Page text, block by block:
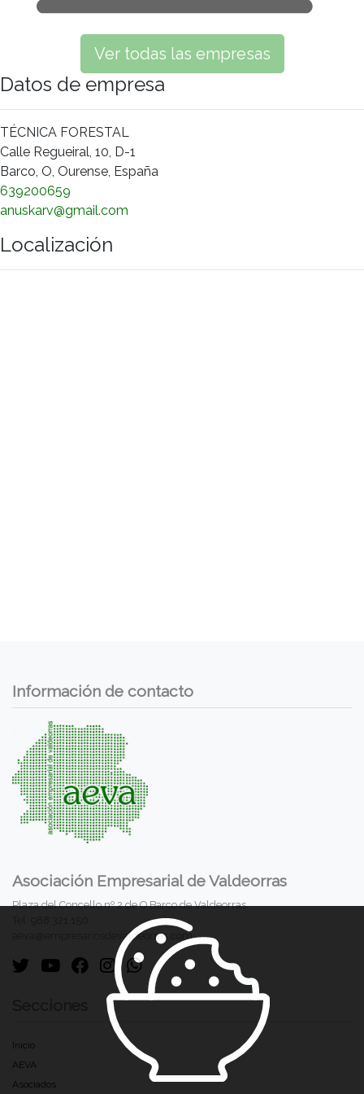
Ver todas las empresas
Datos de empresa
TÉCNICA FORESTAL
Calle Regueiral, 10, D-1
Barco, O, Ourense, España
639200659
anuskarv@gmail.com
Localización
Información de contacto
Asociación Empresarial de Valdeorras
Plaza del Concello nº 2 de O Barco de Valdeorras.
aeva@empresariosdevaldeorras.com
Inicio
AEVA
Asociados